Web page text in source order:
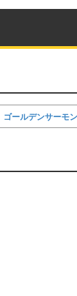
ゴールデンサーモ